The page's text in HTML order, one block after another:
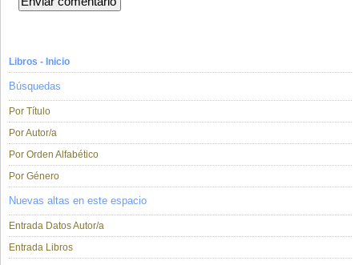
Libros - Inicio
Búsquedas
Por Título
Por Autor/a
Por Orden Alfabético
Por Género
Nuevas altas en este espacio
Entrada Datos Autor/a
Entrada Libros